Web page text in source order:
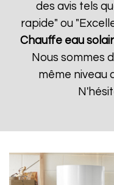
des avis tels
rapide" ou
Chauffe eau
Nous sommes
même niveau